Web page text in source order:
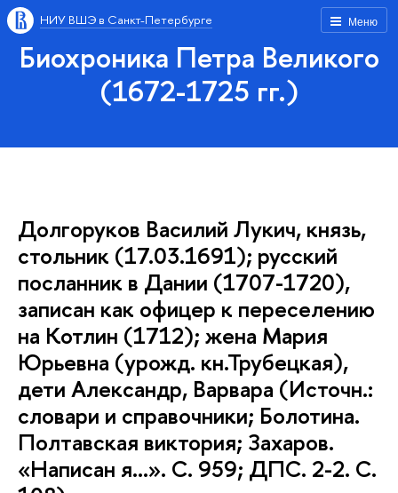
Меню
НИУ ВШЭ в Санкт-Петербурге
Биохроника Петра Великого
(1672-1725 гг.)
Долгоруков Василий Лукич, князь,
стольник (17.03.1691); русский
посланник в Дании (1707-1720),
записан как офицер к переселению
на Котлин (1712); жена Мария
Юрьевна (урожд. кн.Трубецкая),
дети Александр, Варвара (Источн.:
словари и справочники; Болотина.
Полтавская виктория; Захаров.
«Написан я…». С. 959; ДПС. 2-2. С.